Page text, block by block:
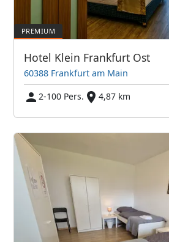
Hotel Klein Frankfurt Ost
60388 Frankfurt am Main
2-100 Pers.
4,87 km